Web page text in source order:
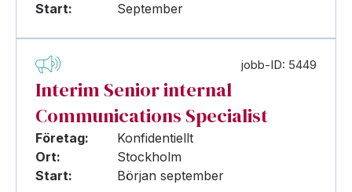
Start:
September
jobb-ID: 5449
Interim Senior internal
Communications Specialist
Företag:
Konfidentiellt
Ort:
Stockholm
Start:
Början september